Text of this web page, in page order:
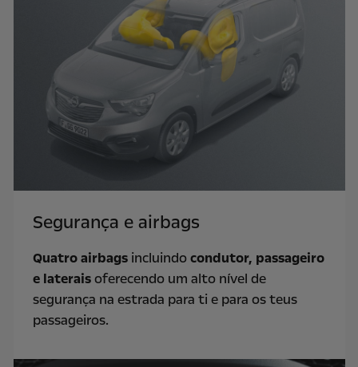
Segurança e airbags
Quatro airbagsincluindocondutor, passageiro
e lateraisoferecendo um alto nível de
segurança na estrada para ti e para os teus
passageiros.